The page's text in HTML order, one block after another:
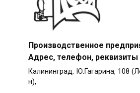
Производственное
Адрес, телефон, реквизиты
Калининград, Ю.Гагарина, 108
н),